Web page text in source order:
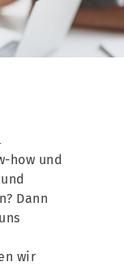
how und
Dann
wir